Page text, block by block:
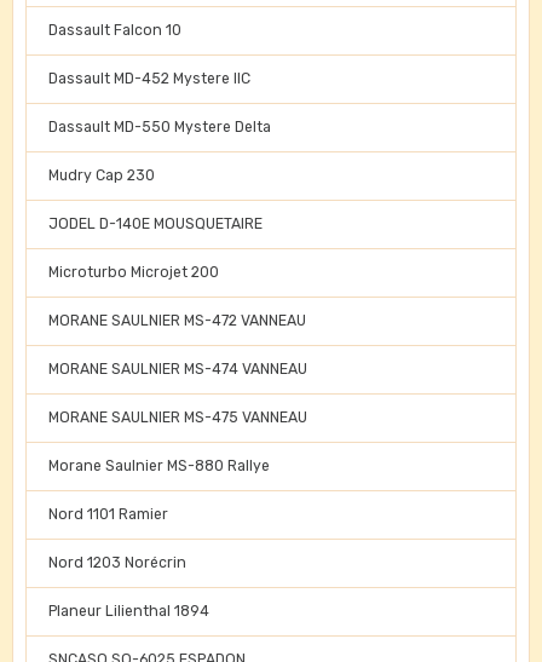
Dassault Falcon 10
Dassault MD-452 Mystere IIC
Dassault MD-550 Mystere Delta
Mudry Cap 230
JODEL D-140E MOUSQUETAIRE
Microturbo Microjet 200
MORANE SAULNIER MS-472 VANNEAU
MORANE SAULNIER MS-474 VANNEAU
MORANE SAULNIER MS-475 VANNEAU
Morane Saulnier MS-880 Rallye
Nord 1101 Ramier
Nord 1203 Norécrin
Planeur Lilienthal 1894